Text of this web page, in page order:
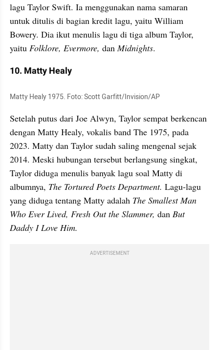
lagu Taylor Swift. Ia menggunakan nama samaran
untuk ditulis di bagian kredit lagu, yaitu William
Bowery. Dia ikut menulis lagu di tiga album Taylor,
yaitu Folklore, Evermore, dan Midnights.
10. Matty Healy
Matty Healy 1975. Foto: Scott Garfitt/Invision/AP
Setelah putus dari Joe Alwyn, Taylor sempat berkencan
dengan Matty Healy, vokalis band The 1975, pada
2023. Matty dan Taylor sudah saling mengenal sejak
2014. Meski hubungan tersebut berlangsung singkat,
Taylor diduga menulis banyak lagu soal Matty di
albumnya, The Tortured Poets Department. Lagu-lagu
yang diduga tentang Matty adalah The Smallest Man
Who Ever Lived, Fresh Out the Slammer, dan But
Daddy I Love Him.
ADVERTISEMENT